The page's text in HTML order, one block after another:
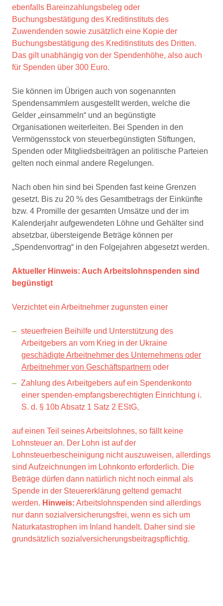
ebenfalls Bareinzahlungsbeleg oder
Buchungsbestätigung des Kreditinstituts des
Zuwendenden sowie zusätzlich eine Kopie der
Buchungsbestätigung des Kreditinstituts des Dritten.
Das gilt unabhängig von der Spendenhöhe, also auch
für Spenden über 300 Euro.
Sie können im Übrigen auch von sogenannten
Spendensammlern ausgestellt werden, welche die
Gelder „einsammeln“ und an begünstigte
Organisationen weiterleiten. Bei Spenden in den
Vermögensstock von steuerbegünstigten Stiftungen,
Spenden oder Mitgliedsbeiträgen an politische Parteien
gelten noch einmal andere Regelungen.
Nach oben hin sind bei Spenden fast keine Grenzen
gesetzt. Bis zu 20 % des Gesamtbetrags der Einkünfte
bzw. 4 Promille der gesamten Umsätze und der im
Kalenderjahr aufgewendeten Löhne und Gehälter sind
absetzbar, übersteigende Beträge können per
„Spendenvortrag“ in den Folgejahren abgesetzt werden.
Aktueller Hinweis: Auch Arbeitslohnspenden sind
begünstigt
Verzichtet ein Arbeitnehmer zugunsten einer
steuerfreien Beihilfe und Unterstützung des
Arbeitgebers an vom Krieg in der Ukraine
geschädigte Arbeitnehmer des Unternehmens oder
Arbeitnehmer von Geschäftspartnern oder
Zahlung des Arbeitgebers auf ein Spendenkonto
einer spenden-empfangsberechtigten Einrichtung i.
S. d. § 10b Absatz 1 Satz 2 EStG,
auf einen Teil seines Arbeitslohnes, so fällt keine
Lohnsteuer an. Der Lohn ist auf der
Lohnsteuerbescheinigung nicht auszuweisen, allerdings
sind Aufzeichnungen im Lohnkonto erforderlich. Die
Beträge dürfen dann natürlich nicht noch einmal als
Spende in der Steuererklärung geltend gemacht
werden. Hinweis: Arbeitslohnspenden sind allerdings
nur dann sozialversicherungsfrei, wenn es sich um
Naturkatastrophen im Inland handelt. Daher sind sie
grundsätzlich sozialversicherungsbeitragspflichtig.